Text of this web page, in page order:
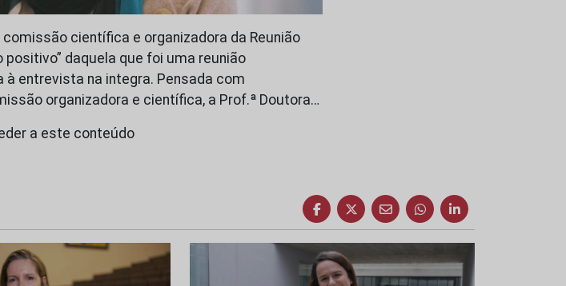
científica e organizadora da Reunião
positivo” daquela que foi uma reunião
entrevista na integra. Pensada com
organizadora e científica, a Prof.ª Doutora…
a este conteúdo